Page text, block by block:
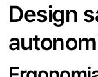
Design